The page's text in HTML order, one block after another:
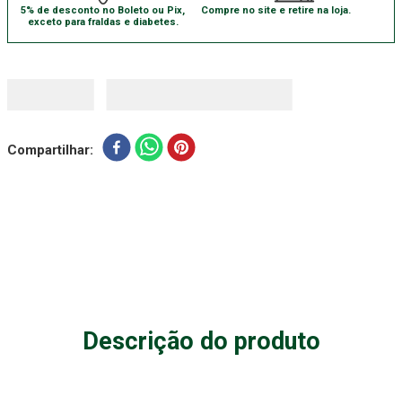
5% de desconto no Boleto ou Pix,
exceto para fraldas e diabetes.
Compre no site e retire na loja.
Compartilhar
Descrição do produto